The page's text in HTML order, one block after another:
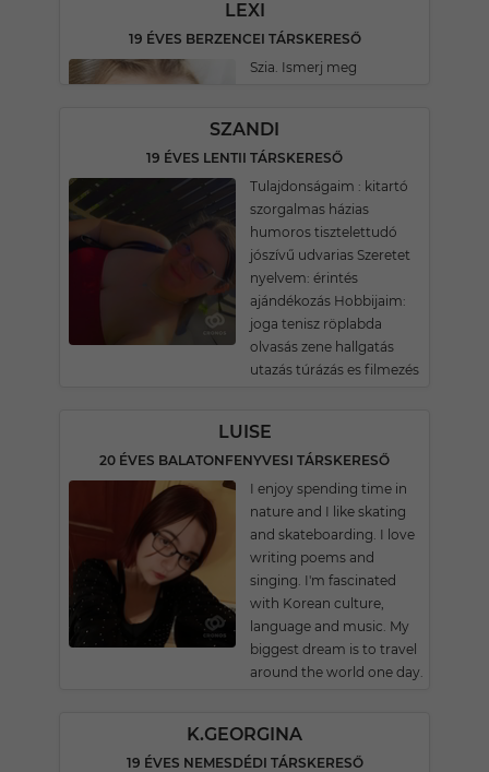
LEXI
19 ÉVES BERZENCEI TÁRSKERESŐ
Szia. Ismerj meg
SZANDI
19 ÉVES LENTII TÁRSKERESŐ
Tulajdonságaim : kitartó
szorgalmas házias
humoros tisztelettudó
jószívű udvarias Szeretet
nyelvem: érintés
ajándékozás Hobbijaim:
joga tenisz röplabda
olvasás zene hallgatás
utazás túrázás es filmezés
LUISE
20 ÉVES BALATONFENYVESI TÁRSKERESŐ
I enjoy spending time in
nature and I like skating
and skateboarding. I love
writing poems and
singing. I'm fascinated
with Korean culture,
language and music. My
biggest dream is to travel
around the world one day.
K.GEORGINA
19 ÉVES NEMESDÉDI TÁRSKERESŐ